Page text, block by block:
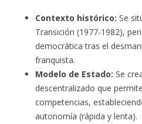
Contexto histórico: Se
Transición (1977-1982),
democrática tras el
franquista.
Modelo de Estado: Se
descentralizado que
competencias,
autonomía (rápida y lenta).